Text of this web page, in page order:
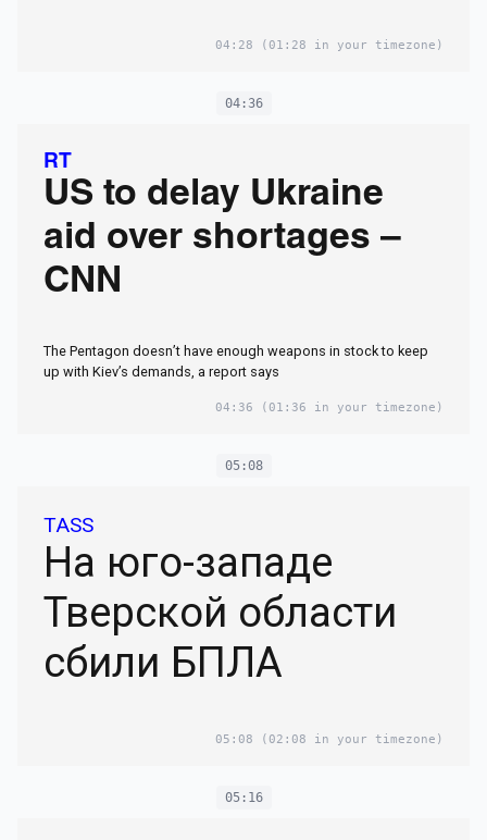
04:28 (01:28 in your timezone)
04:36
RT
US to delay Ukraine
aid over shortages –
CNN
The Pentagon doesn’t have enough weapons in stock to keep
up with Kiev’s demands, a report says
04:36 (01:36 in your timezone)
05:08
TASS
На юго-западе
Тверской области
сбили БПЛА
05:08 (02:08 in your timezone)
05:16